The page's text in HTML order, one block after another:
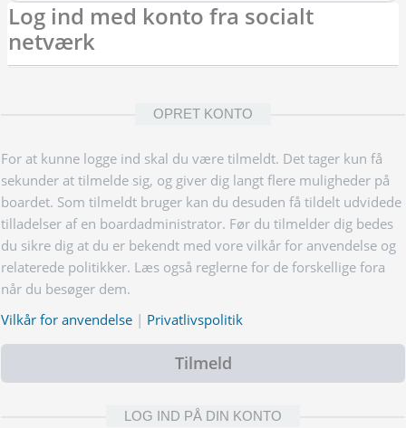
Log ind med konto fra socialt
netværk
OPRET KONTO
For at kunne logge ind skal du være tilmeldt. Det tager kun få
sekunder at tilmelde sig, og giver dig langt flere muligheder på
boardet. Som tilmeldt bruger kan du desuden få tildelt udvidede
tilladelser af en boardadministrator. Før du tilmelder dig bedes
du sikre dig at du er bekendt med vore vilkår for anvendelse og
relaterede politikker. Læs også reglerne for de forskellige fora
når du besøger dem.
Vilkår for anvendelse | Privatlivspolitik
Tilmeld
LOG IND PÅ DIN KONTO